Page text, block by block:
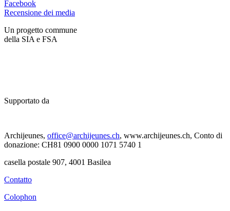
Facebook
Recensione dei media
Un progetto commune
della SIA e FSA
Supportato da
Archijeunes, office@archijeunes.ch, www.archijeunes.ch, Conto di
donazione: CH81 0900 0000 1071 5740 1
casella postale 907, 4001 Basilea
Contatto
Colophon